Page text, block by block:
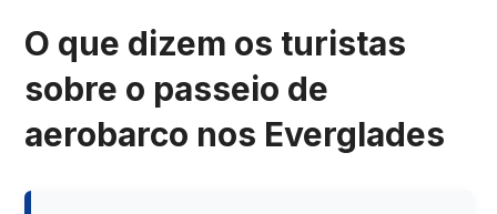
O que dizem os turistas
sobre o passeio de
aerobarco nos Everglades